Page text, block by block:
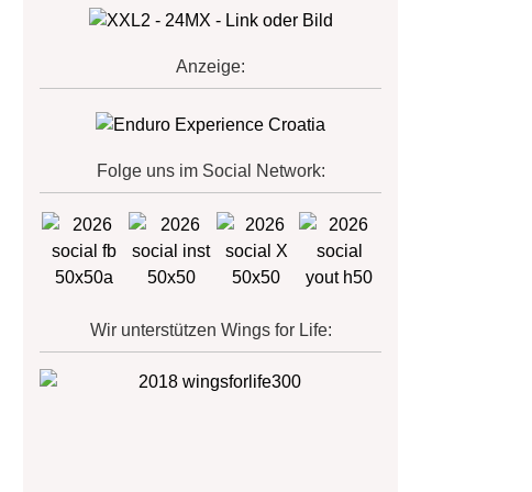
Anzeige:
Folge uns im Social Network:
Wir unterstützen Wings for Life: